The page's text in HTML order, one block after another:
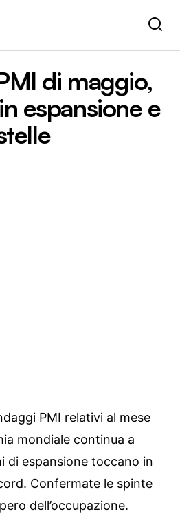
di maggio,
espansione e
PMI relativi al mese
mondiale continua a
di espansione toccano in
Confermate le spinte
dell’occupazione.